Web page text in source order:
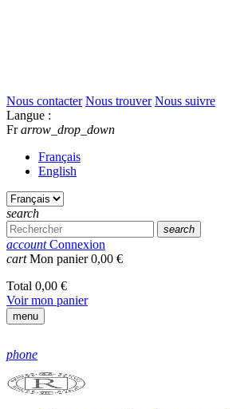
Nous contacter Nous trouver Nous suivre
Langue :
Fr arrow_drop_down
Français
English
search
search
account Connexion
cart Mon panier0,00 €
Total 0,00 €
Voir mon panier
menu
phone